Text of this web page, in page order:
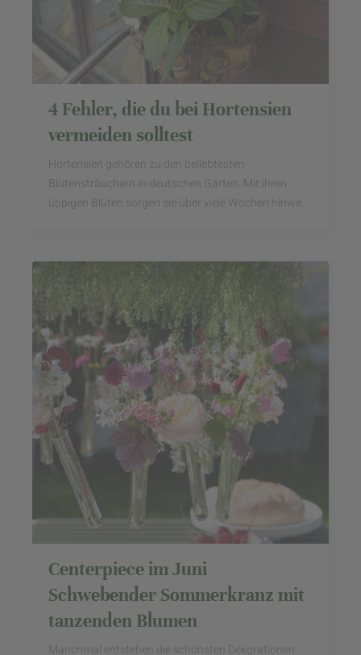
4 Fehler, die du bei Hortensien
vermeiden solltest
Hortensien gehören zu den beliebtesten
Blütensträuchern in deutschen Gärten. Mit ihren
üppigen Blüten sorgen sie über viele Wochen hinweg
Centerpiece im Juni
Schwebender Sommerkranz mit
tanzenden Blumen
Manchmal entstehen die schönsten Dekorationen